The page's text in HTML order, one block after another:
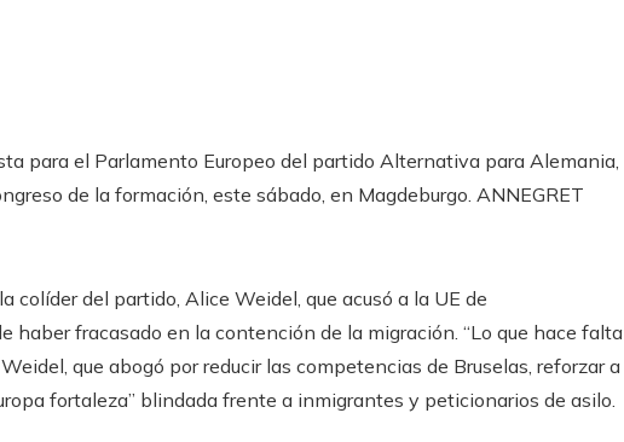
para el Parlamento Europeo del partido Alternativa para Alemania,
de la formación, este sábado, en Magdeburgo. ANNEGRET
colíder del partido, Alice Weidel, que acusó a la UE de
haber fracasado en la contención de la migración. “Lo que hace falta
que abogó por reducir las competencias de Bruselas, reforzar a
fortaleza” blindada frente a inmigrantes y peticionarios de asilo.